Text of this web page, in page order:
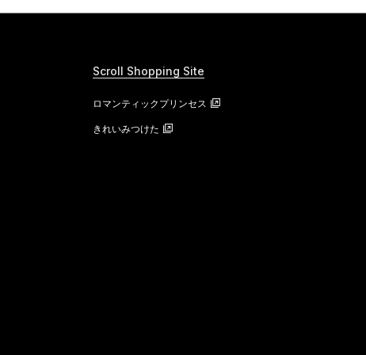
Scroll Shopping Site
ロマンティックプリンセス
きれいみつけた